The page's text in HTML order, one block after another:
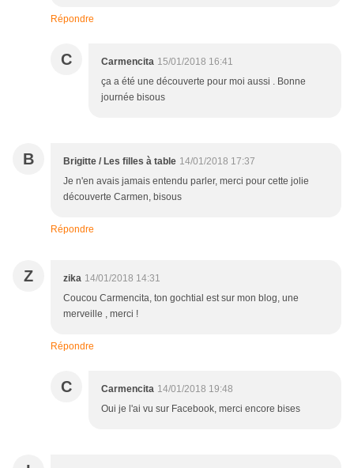
Répondre
C Carmencita 15/01/2018 16:41
ça a été une découverte pour moi aussi . Bonne
journée bisous
B Brigitte / Les filles à table 14/01/2018 17:37
Je n'en avais jamais entendu parler, merci pour cette jolie
découverte Carmen, bisous
Répondre
Z zika 14/01/2018 14:31
Coucou Carmencita, ton gochtial est sur mon blog, une
merveille , merci !
Répondre
C Carmencita 14/01/2018 19:48
Oui je l'ai vu sur Facebook, merci encore bises